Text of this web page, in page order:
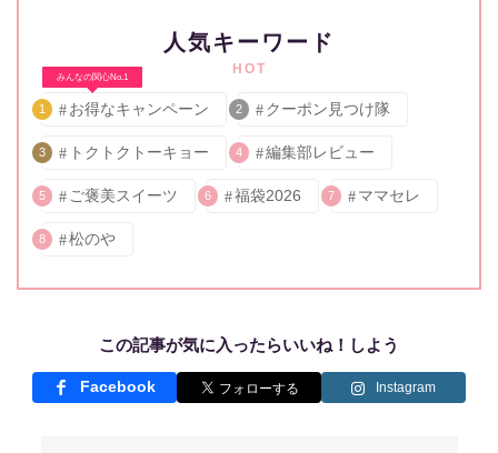
人気キーワード
HOT
みんなの関心No.1
1 お得なキャンペーン 2 クーポン見つけ隊
3 トクトクトーキョー 4 編集部レビュー
5 ご褒美スイーツ 6 福袋2026 7 ママセレ
8 松のや
この記事が気に入ったらいいね！しよう
Facebook Instagram